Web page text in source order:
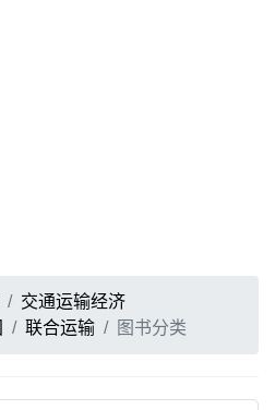
交通运输经济
联合运输 图书分类